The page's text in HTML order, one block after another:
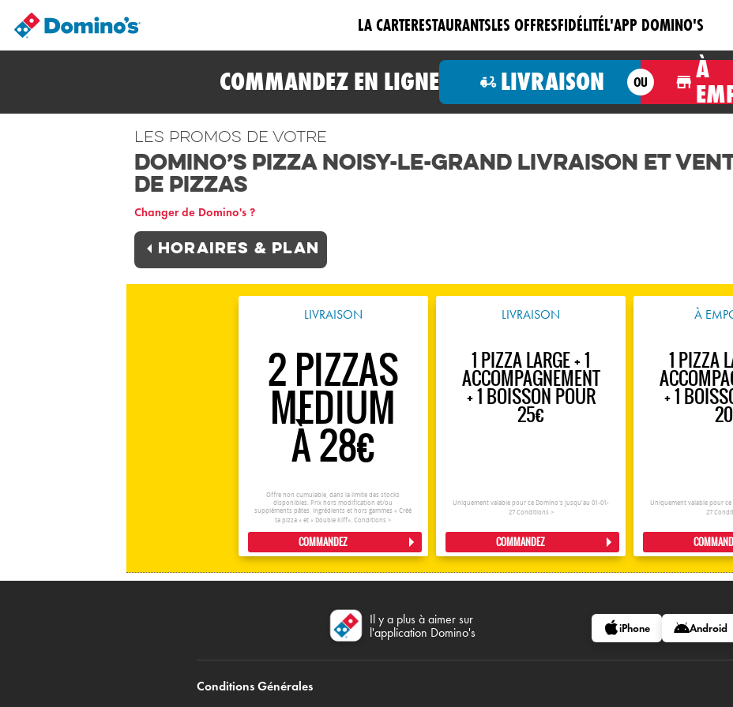
LA CARTERESTAURANTSLES OFFRESFIDÉLITÉL'APP DOMINO'S
COMMANDEZ EN LIGNE LIVRAISON OU
À
Les promos de votre
Domino’s Pizza Noisy-le-Grand Livraison et
de Pizzas
Changer de Domino's ?
Horaires & plan
LIVRAISON
2 PIZZAS
MEDIUM
À 28€
Offre non cumulable, dans la limite des stocks
disponibles. Prix hors modification et/ou
suppléments pâtes, ingrédients et hors gammes « Créé
ta pizza » et « Double Kiff».Conditions >
COMMANDEZ
LIVRAISON
1 PIZZA LARGE + 1
ACCOMPAGNEMENT
+ 1 BOISSON POUR
25€
Uniquement valable pour ce Domino's jusqu'au 01-01-
27 Conditions >
COMMANDEZ
À
1 PIZZA
+ 1
Uniquement valable pour
27
Il y a plus à aimer sur
l'application Domino's
iPhone Android
Conditions Générales